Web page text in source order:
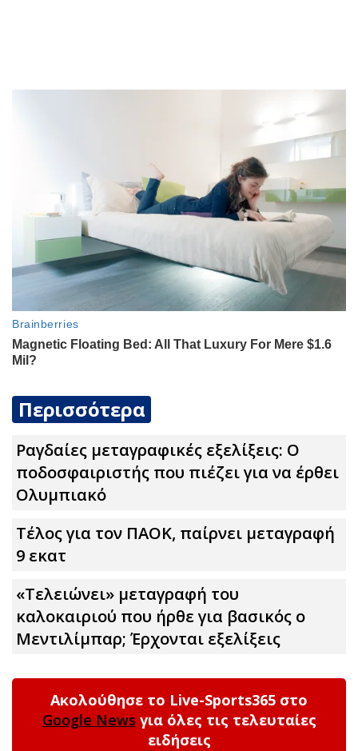
Περισσότερα
Ραγδαίες μεταγραφικές εξελίξεις: Ο
ποδοσφαιριστής που πιέζει για να έρθει
Ολυμπιακό
Τέλος για τον ΠΑΟΚ, παίρνει μεταγραφή
9 εκατ
«Τελειώνει» μεταγραφή του
καλοκαιριού που ήρθε για βασικός ο
Μεντιλίμπαρ; Έρχονται εξελίξεις
Ακολούθησε το Live-Sports365 στο
Google News για όλες τις τελευταίες
ειδήσεις